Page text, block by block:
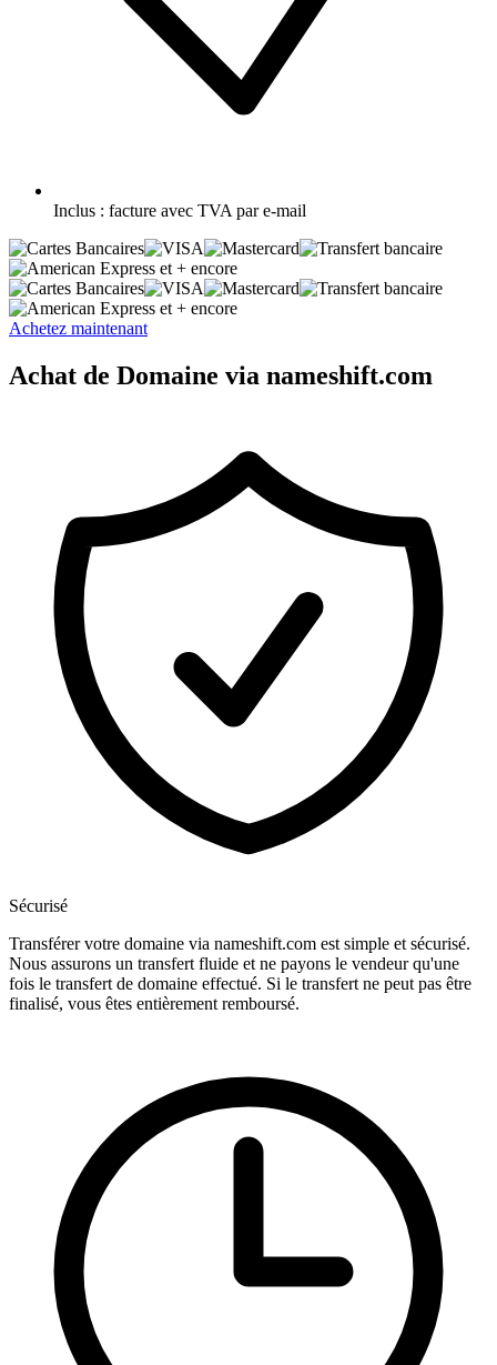
Inclus : facture avec TVA par e-mail
et + encore
et + encore
Achetez maintenant
Achat de Domaine via nameshift.com
Sécurisé
Transférer votre domaine via nameshift.com est simple et sécurisé.
Nous assurons un transfert fluide et ne payons le vendeur qu'une
fois le transfert de domaine effectué. Si le transfert ne peut pas être
finalisé, vous êtes entièrement remboursé.